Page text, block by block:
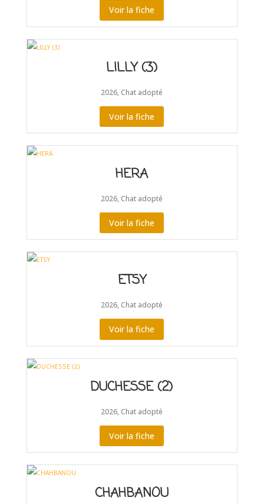
Voir la fiche
LILLY (3)
2026, Chat adopté
Voir la fiche
HERA
2026, Chat adopté
Voir la fiche
ETSY
2026, Chat adopté
Voir la fiche
DUCHESSE (2)
2026, Chat adopté
Voir la fiche
CHAHBANOU